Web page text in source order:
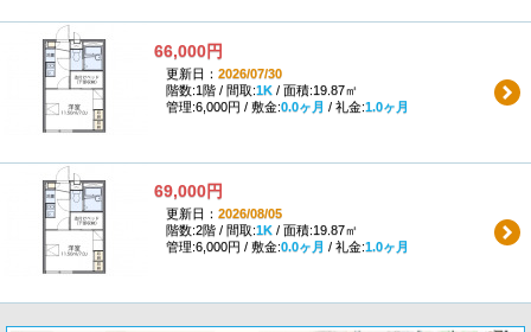
66,000円
更新日： 2026/07/30
階数:1階 / 間取:1K/ 面積:19.87㎡
管理:6,000円 / 敷金:0.0ヶ月 / 礼金:1.0ヶ月
69,000円
更新日： 2026/08/05
階数:2階 / 間取:1K/ 面積:19.87㎡
管理:6,000円 / 敷金:0.0ヶ月 / 礼金:1.0ヶ月